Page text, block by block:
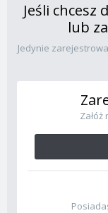
Jeśli chcesz
lub
Jedynie